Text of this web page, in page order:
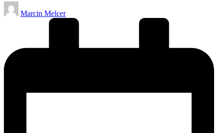
Posted
by
Marcin Melcer